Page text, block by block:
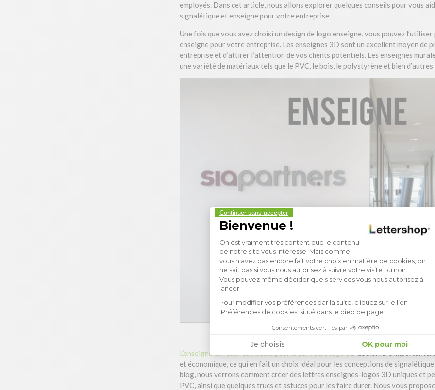
Continuer sans accepter
Bienvenue !
Plateforme de Gestion du
On est vraiment très content que le contenu
de notre site vous intéresse. Mais comme
vous n'avez pas encore fait votre choix en matière de cookies, on
ne sait pas si vous nous autorisez à suivre votre visite ou non.
Vous pouvez même décider quels services vous nous autorisez à
lancer.
Pour modifier vos préférences par la suite, cliquez sur le lien
'Préférences de cookies' situé dans le pied de page.
Consentements certifiés par
Je choisis OK pour moi
Axeptio consent
employés. Dans cet article, nous allons explorer quelques conseils pour vous
signalétique et enseigne pour votre entreprise.
Une fois que vous avez choisi un design de logo enseigne, vous pouvez l’utiliser
enseigne pour votre entreprise. Les enseignes 3D sont un excellent moyen de
entreprise et d’attirer l’attention de vos clients potentiels. Les enseignes
une variété de matériaux tels que le PVC, le bois, le polystyrène et bien
L’enseigne en relief est idéale pour créer votre logo 3Dde manière importante.
et économique, ce qui en fait un choix idéal pour les conceptions de signalétique
blog, nous verrons comment créer des lettres enseignes-logos 3D uniques et
PVC, ainsi que quelques trucs et astuces pour les faire durer. Nous vous